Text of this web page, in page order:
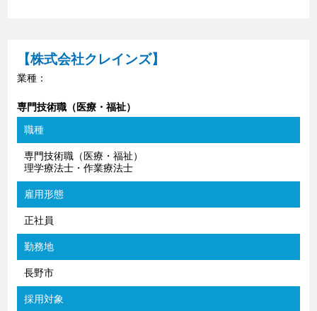
【株式会社クレインズ】
業種：
専門技術職（医療・福祉）
職種
専門技術職（医療・福祉）
理学療法士・作業療法士
雇用形態
正社員
勤務地
長野市
採用対象